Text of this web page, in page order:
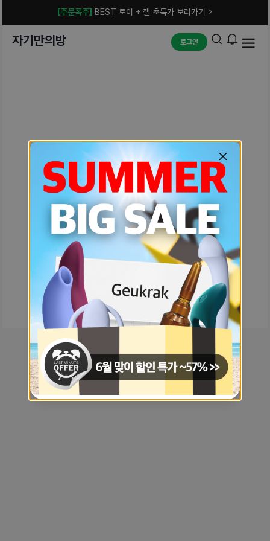
[주문폭주] BEST 토이 + 젤 초특가 보러가기 >
자기만의방 로그인
예상치 못한 에러입니다.